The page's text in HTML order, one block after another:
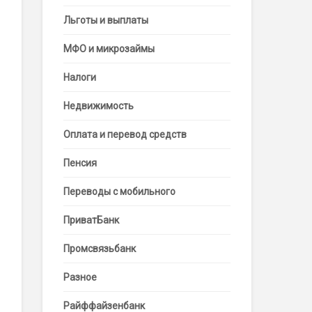
Льготы и выплаты
МФО и микрозаймы
Налоги
Недвижимость
Оплата и перевод средств
Пенсия
Переводы с мобильного
ПриватБанк
Промсвязьбанк
Разное
Райффайзенбанк